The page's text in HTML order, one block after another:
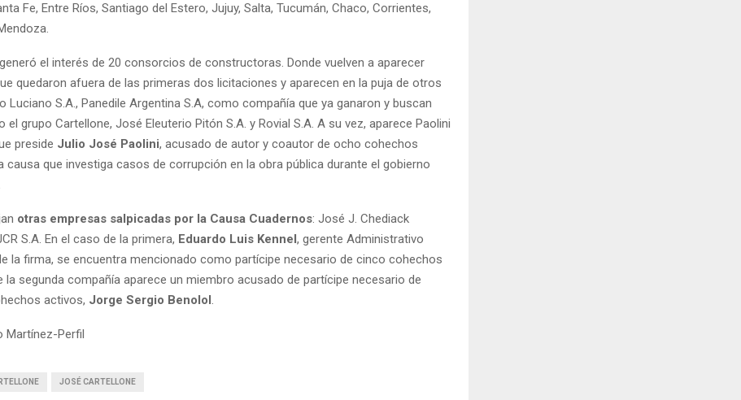
Fe, Entre Ríos, Santiago del Estero, Jujuy, Salta, Tucumán, Chaco, Corrientes,
el interés de 20 consorcios de constructoras. Donde vuelven a aparecer
quedaron afuera de las primeras dos licitaciones y aparecen en la puja de otros
Luciano S.A., Panedile Argentina S.A, como compañía que ya ganaron y buscan
el grupo Cartellone, José Eleuterio Pitón S.A. y Rovial S.A. A su vez, aparece Paolini
preside Julio José Paolini, acusado de autor y coautor de ocho cohechos
causa que investiga casos de corrupción en la obra pública durante el gobierno
otras empresas salpicadas por la Causa Cuadernos: José J. Chediack
S.A. En el caso de la primera, Eduardo Luis Kennel, gerente Administrativo
la firma, se encuentra mencionado como partícipe necesario de cinco cohechos
la segunda compañía aparece un miembro acusado de partícipe necesario de
activos, Jorge Sergio Benolol.
Martínez-Perfil
JOSÉ CARTELLONE